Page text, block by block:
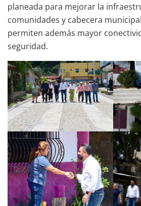
planeada para mejorar la
comunidades y cabecera
permiten además mayor
seguridad.